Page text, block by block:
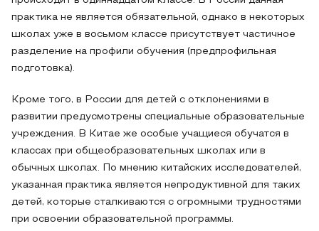
практика не является обязательной, однако в некоторых
школах уже в восьмом классе присутствует частичное
разделение на профили обучения (предпрофильная
подготовка).
Кроме того, в России для детей с отклонениями в
развитии предусмотрены специальные образовательные
учреждения. В Китае же особые учащиеся обучатся в
классах при общеобразовательных школах или в
обычных школах. По мнению китайских исследователей,
указанная практика является непродуктивной для таких
детей, которые сталкиваются с огромными трудностями
при освоении образовательной программы.